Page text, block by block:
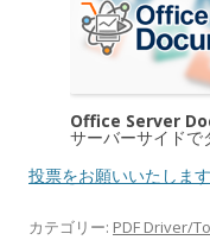
Office Server
サーバーサイドで
投票をお願いいたします
カテゴリー: PDF Driver/